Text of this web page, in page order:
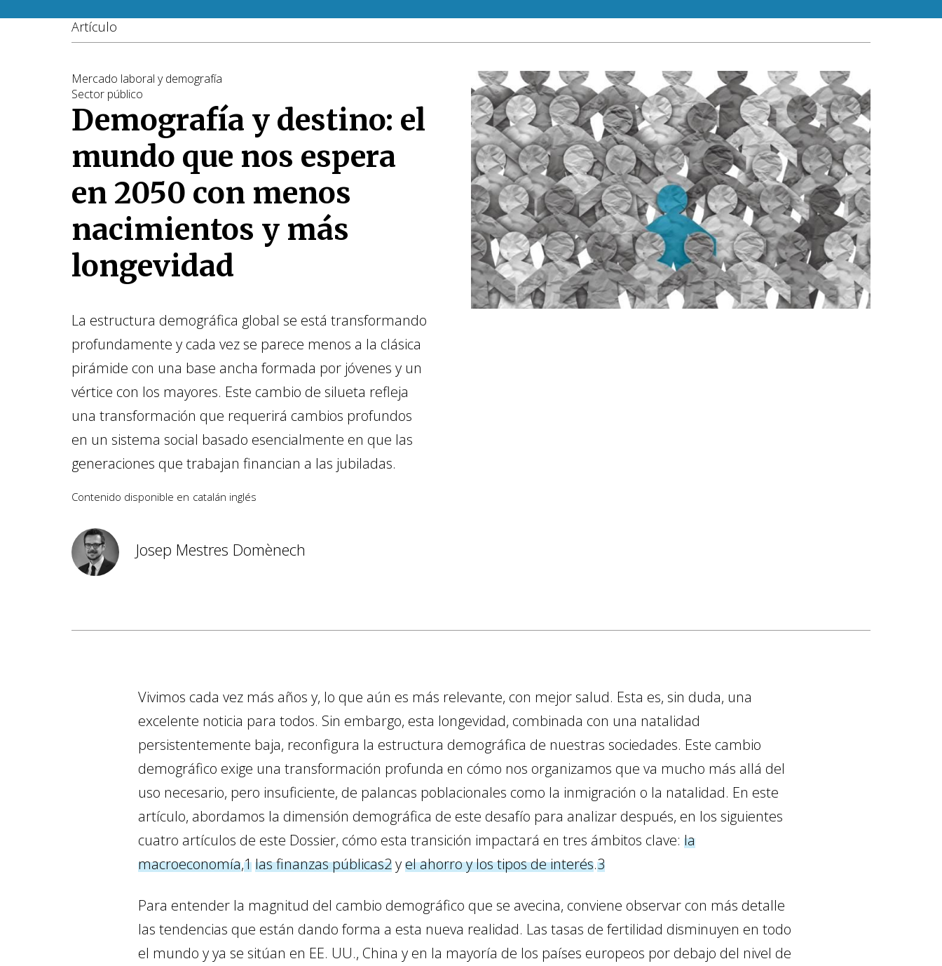
Artículo
Mercado laboral y demografía
Sector público
Demografía y destino: el
mundo que nos espera
en 2050 con menos
nacimientos y más
longevidad
La estructura demográfica global se está transformando
profundamente y cada vez se parece menos a la clásica
pirámide con una base ancha formada por jóvenes y un
vértice con los mayores. Este cambio de silueta refleja
una transformación que requerirá cambios profundos
en un sistema social basado esencialmente en que las
generaciones que trabajan financian a las jubiladas.
Contenido disponible en catalán inglés
Josep Mestres Domènech
Vivimos cada vez más años y, lo que aún es más relevante, con mejor salud. Esta es, sin duda, una
excelente noticia para todos. Sin embargo, esta longevidad, combinada con una natalidad
persistentemente baja, reconfigura la estructura demográfica de nuestras sociedades. Este cambio
demográfico exige una transformación profunda en cómo nos organizamos que va mucho más allá del
uso necesario, pero insuficiente, de palancas poblacionales como la inmigración o la natalidad. En este
artículo, abordamos la dimensión demográfica de este desafío para analizar después, en los siguientes
cuatro artículos de este Dossier, cómo esta transición impactará en tres ámbitos clave: la
macroeconomía,1las finanzas públicas2yel ahorro y los tipos de interés.3
Para entender la magnitud del cambio demográfico que se avecina, conviene observar con más detalle
las tendencias que están dando forma a esta nueva realidad. Las tasas de fertilidad disminuyen en todo
el mundo y ya se sitúan en EE. UU., China y en la mayoría de los países europeos por debajo del nivel de